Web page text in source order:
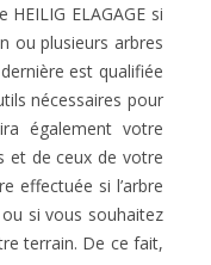
ELAGAGE si
ou plusieurs arbres
est qualifiée
nécessaires pour
également votre
et de ceux de votre
effectuée si l’arbre
si vous souhaitez
terrain. De ce fait,